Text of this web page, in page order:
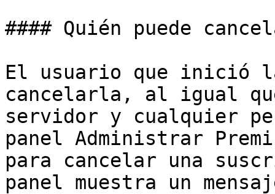
#### Quién puede
El usuario que inició
cancelarla, al igual
servidor y cualquier
panel Administrar
para cancelar una
panel muestra un